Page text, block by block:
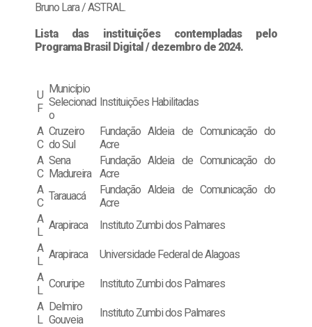
Bruno Lara / ASTRAL.
Lista das instituições contempladas pelo
Programa Brasil Digital / dezembro de 2024.
U
F
Município
Selecionad
o
Instituições Habilitadas
A
C
Cruzeiro
do Sul
Fundação Aldeia de Comunicação do
Acre
A
C
Sena
Madureira
Fundação Aldeia de Comunicação do
Acre
A
C
Tarauacá
Fundação Aldeia de Comunicação do
Acre
A
L
Arapiraca
Instituto Zumbi dos Palmares
A
L
Arapiraca
Universidade Federal de Alagoas
A
L
Coruripe
Instituto Zumbi dos Palmares
A
L
Delmiro
Gouveia
Instituto Zumbi dos Palmares